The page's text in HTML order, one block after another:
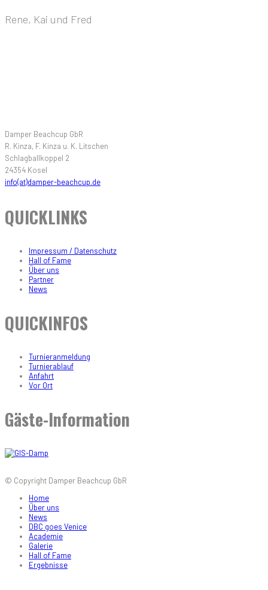
Rene, Kai und Fred
Damper Beachcup GbR
R. Kinza, F. Kinza u. K. Litschen
Schlagballkoppel 2
24354 Kosel
info(at)damper-beachcup.de
QUICKLINKS
Impressum / Datenschutz
Hall of Fame
Über uns
Partner
News
QUICKINFOS
Turnieranmeldung
Turnierablauf
Anfahrt
Vor Ort
Gäste-Information
© Copyright Damper Beachcup GbR
Home
Über uns
News
DBC goes Venice
Academie
Galerie
Hall of Fame
Ergebnisse